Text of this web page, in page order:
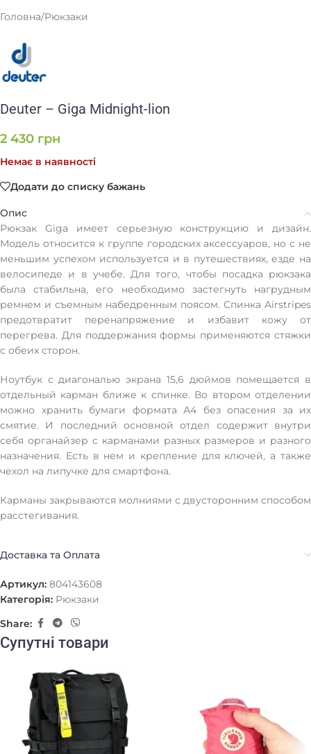
Головна/Рюкзаки
Deuter – Giga Midnight-lion
2 430 грн
Немає в наявності
Додати до списку бажань
Опис
Рюкзак Giga имеет серьезную конструкцию и дизайн.
Модель относится к группе городских аксессуаров, но с не
меньшим успехом используется и в путешествиях, езде на
велосипеде и в учебе. Для того, чтобы посадка рюкзака
была стабильна, его необходимо застегнуть нагрудным
ремнем и съемным набедренным поясом. Спинка Airstripes
предотвратит перенапряжение и избавит кожу от
перегрева. Для поддержания формы применяются стяжки
с обеих сторон.
Ноутбук с диагональю экрана 15,6 дюймов помещается в
отдельный карман ближе к спинке. Во втором отделении
можно хранить бумаги формата А4 без опасения за их
смятие. И последний основной отдел содержит внутри
себя органайзер с карманами разных размеров и разного
назначения. Есть в нем и крепление для ключей, а также
чехол на липучке для смартфона.
Карманы закрываются молниями с двусторонним способом
расстегивания.
Доставка та Оплата
Артикул: 804143608
Категорія: Рюкзаки
Share:
Супутні товари